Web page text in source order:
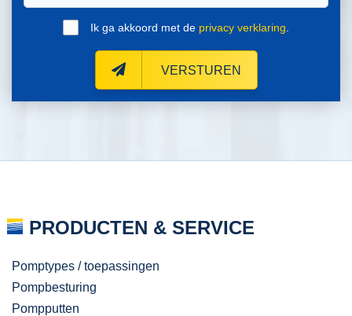
Ik ga akkoord met de privacy verklaring
VERSTUREN
PRODUCTEN & SERVICE
Pomptypes / toepassingen
Pompbesturing
Pompputten